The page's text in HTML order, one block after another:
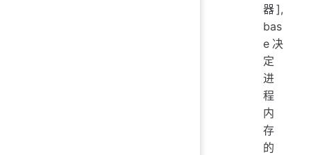
器],
bas
e决
定
进
程
内
存
的